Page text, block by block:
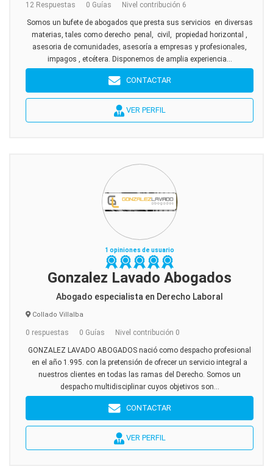
12 Respuestas 0 Guías Nivel contribución 6
Somos un bufete de abogados que presta sus servicios en diversas
materias, tales como derecho penal, civil, propiedad horizontal ,
asesoria de comunidades, asesoría a empresas y profesionales,
impagos , etcétera. Disponemos de amplia experiencia...
CONTACTAR
VER PERFIL
1 opiniones de usuario
Gonzalez Lavado Abogados
Abogado especialista en Derecho Laboral
Collado Villalba
0 respuestas 0 Guías Nivel contribución 0
GONZALEZ LAVADO ABOGADOS nació como despacho profesional
en el año 1.995. con la pretensión de ofrecer un servicio integral a
nuestros clientes en todas las ramas del Derecho. Somos un
despacho multidisciplinar cuyos objetivos son...
CONTACTAR
VER PERFIL